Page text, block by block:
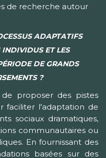
de recherche autour
ADAPTATIFS
INDIVIDUS ET LES
DE GRANDS
?
proposer des pistes
faciliter l'adaptation de
sociaux dramatiques,
communautaires ou
En fournissant des
basées sur des